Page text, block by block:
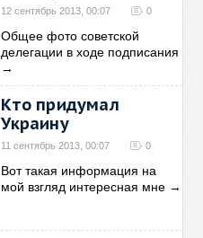
12 сентябрь 2013, 00:07 0
Общее фото советской
делегации в ходе подписания
→
Кто придумал
Украину
11 сентябрь 2013, 00:07 0
Вот такая информация на
мой взгляд интересная мне →